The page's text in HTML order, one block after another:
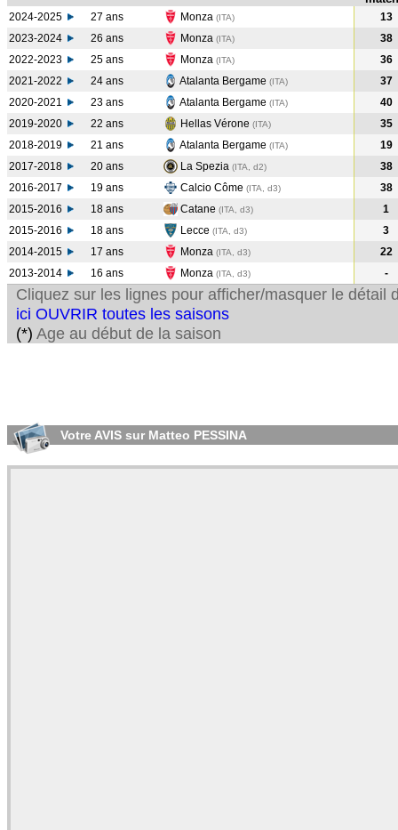
2024-2025 27 ans Monza (ITA)
13
2023-2024
26 ans Monza (ITA)
38
2022-2023
25 ans Monza (ITA)
36
2021-2022
24 ans Atalanta Bergame (ITA)
37
2020-2021
23 ans Atalanta Bergame (ITA)
40
2019-2020
22 ans Hellas Vérone (ITA)
35
2018-2019
21 ans Atalanta Bergame (ITA)
19
2017-2018
20 ans La Spezia (ITA, d2)
38
2016-2017
19 ans Calcio Côme (ITA, d3)
38
2015-2016
18 ans Catane (ITA, d3)
1
2015-2016
18 ans Lecce (ITA, d3)
3
2014-2015
17 ans Monza (ITA, d3)
22
2013-2014
16 ans Monza (ITA, d3) -
Cliquez sur les lignes pour afficher/masquer le détail
ici OUVRIR toutes les saisons
(*) Age au début de la saison
Votre AVIS sur Matteo PESSINA